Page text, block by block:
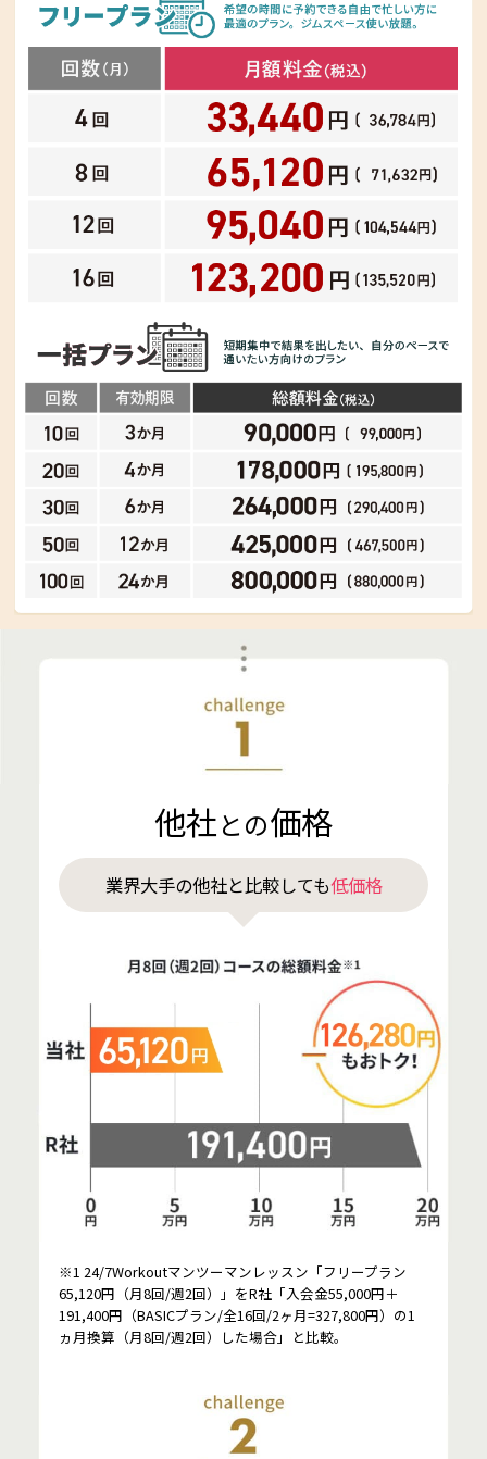
他社との価格
業界大手の他社と比較しても低価格
※1 24/7Workoutマンツーマンレッスン「フリープラン
65,120円（月8回/週2回）」をR社「入会金55,000円＋
191,400円（BASICプラン/全16回/2ヶ月=327,800円）の1
ヵ月換算（月8回/週2回）した場合」と比較。